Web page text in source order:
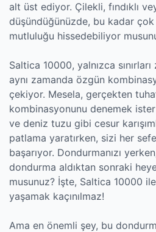
alt üst ediyor. Çilekli, fındıklı
düşündüğünüzde, bu kadar
mutluluğu hissedebiliyor
Saltica 10000, yalnızca
aynı zamanda özgün
çekiyor. Mesela, gerçekten
kombinasyonunu denemek
ve deniz tuzu gibi cesur
patlama yaratırken, sizi her
başarıyor. Dondurmanızı
dondurma aldıktan sonraki
musunuz? İşte, Saltica 10000
yaşamak kaçınılmaz!
Ama en önemli şey, bu